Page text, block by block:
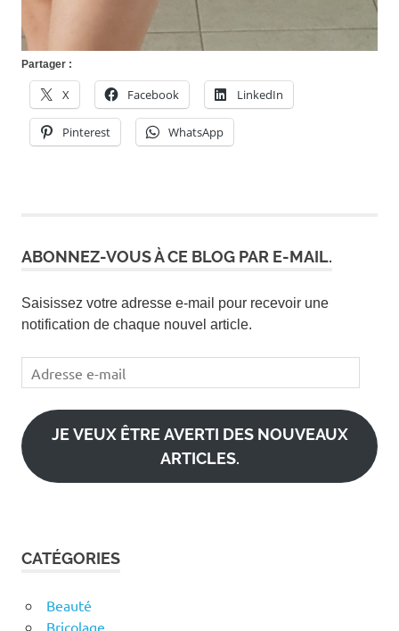
Partager :
X Facebook LinkedIn
Pinterest WhatsApp
ABONNEZ-VOUS À CE BLOG PAR E-MAIL.
Saisissez votre adresse e-mail pour recevoir une
notification de chaque nouvel article.
Adresse
e-
mail
JE VEUX ÊTRE AVERTI DES NOUVEAUX
ARTICLES.
CATÉGORIES
Beauté
Bricolage